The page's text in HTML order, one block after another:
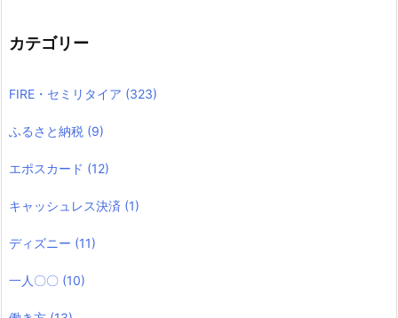
カテゴリー
FIRE・セミリタイア (323)
ふるさと納税 (9)
エポスカード (12)
キャッシュレス決済 (1)
ディズニー (11)
一人〇〇 (10)